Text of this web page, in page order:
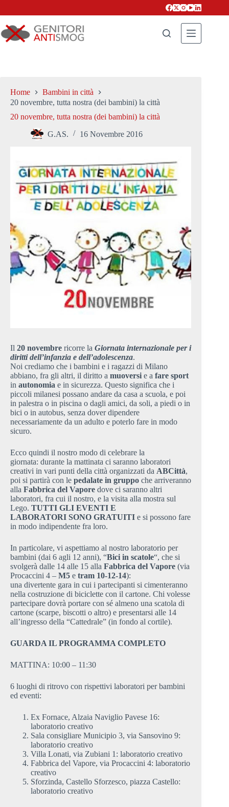
Home
Bambini in città
20 novembre, tutta nostra (dei bambini) la città
20 novembre, tutta nostra (dei bambini) la città
G.AS. 16 Novembre 2016
Il 20 novembre ricorre la Giornata internazionale per i
diritti dell’infanzia e dell’adolescenza.
Noi crediamo che i bambini e i ragazzi di Milano
abbiano, fra gli altri, il diritto a muoversi e a fare sport
in autonomia e in sicurezza. Questo significa che i
piccoli milanesi possano andare da casa a scuola, e poi
in palestra o in piscina o dagli amici, da soli, a piedi o in
bici o in autobus, senza dover dipendere
necessariamente da un adulto e poterlo fare in modo
sicuro.
Ecco quindi il nostro modo di celebrare la
giornata: durante la mattinata ci saranno laboratori
creativi in vari punti della città organizzati da ABCittà,
poi si partirà con le pedalate in gruppo che arriveranno
alla Fabbrica del Vapore dove ci saranno altri
laboratori, fra cui il nostro, e la visita alla mostra sul
Lego. TUTTI GLI EVENTI E
LABORATORI SONO GRATUITI e si possono fare
in modo indipendente fra loro.
In particolare, vi aspettiamo al nostro laboratorio per
bambini (dai 6 agli 12 anni), “Bici in scatole“, che si
svolgerà dalle 14 alle 15 alla Fabbrica del Vapore (via
Procaccini 4 – M5 e tram 10-12-14):
una divertente gara in cui i partecipanti si cimenteranno
nella costruzione di biciclette con il cartone. Chi volesse
partecipare dovrà portare con sé almeno una scatola di
cartone (scarpe, biscotti o altro) e presentarsi alle 14
all’ingresso della “Cattedrale” (in fondo al cortile).
GUARDA IL PROGRAMMA COMPLETO
MATTINA: 10:00 – 11:30
6 luoghi di ritrovo con rispettivi laboratori per bambini
ed eventi:
Ex Fornace, Alzaia Naviglio Pavese 16:
laboratorio creativo
Sala consigliare Municipio 3, via Sansovino 9:
laboratorio creativo
Villa Lonati, via Zubiani 1: laboratorio creativo
Fabbrica del Vapore, via Procaccini 4: laboratorio
creativo
Sforzinda, Castello Sforzesco, piazza Castello:
laboratorio creativo